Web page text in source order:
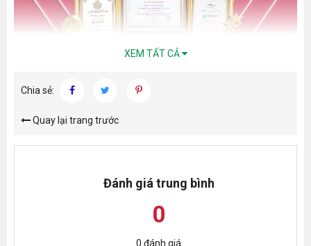
tại Tài Phát Sport
đây khách hàng có thể trải nghiệm tất cả các sản phẩm hoàn
toàn miễn phí, dễ dàng lựa chọn tất cả các mẫu ghế massage,
máy chạy bộ, xe đạp tập theo ý thích. Hãy đến với Tài Phát Sport
XEM TẤT CẢ
Chia sẻ:
Quay lại trang trước
Đánh giá trung bình
0
0 đánh giá